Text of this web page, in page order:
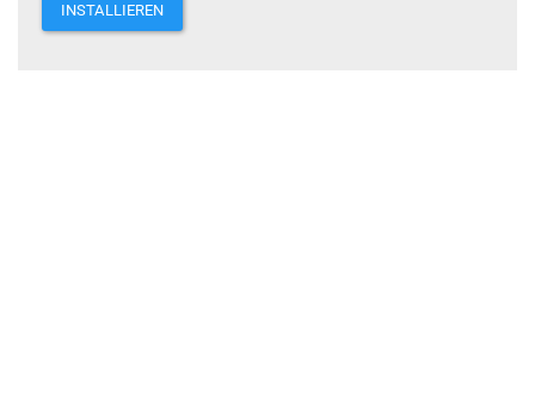
INSTALLIEREN